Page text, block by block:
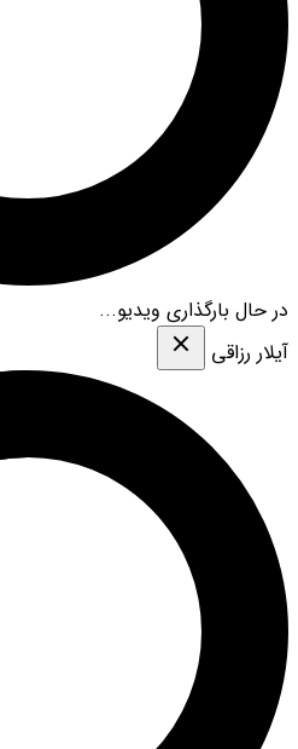
در حال بارگذاری ویدیو...
آیلار رزاقی